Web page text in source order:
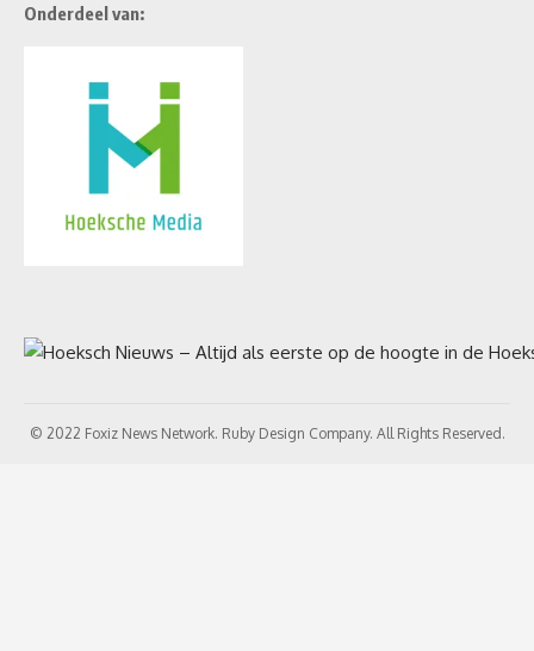
Onderdeel van:
© 2022 Foxiz News Network. Ruby Design Company. All Rights Reserved.